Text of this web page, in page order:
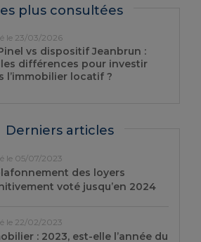
plus consultées
le 23/03/2026
vs dispositif Jeanbrun :
différences pour investir
l’immobilier locatif ?
Derniers articles
le 05/07/2023
des loyers
voté jusqu’en 2024
le 22/02/2023
: 2023, est-elle l’année du